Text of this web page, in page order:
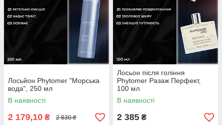
Лосьйон Phytomer "Морська
вода", 250 мл
В наявності
2 179,10 ₴ 2 830 ₴
Лосьон після гоління
Phytomer Разаж Перфект,
100 мл
В наявності
2 385 ₴